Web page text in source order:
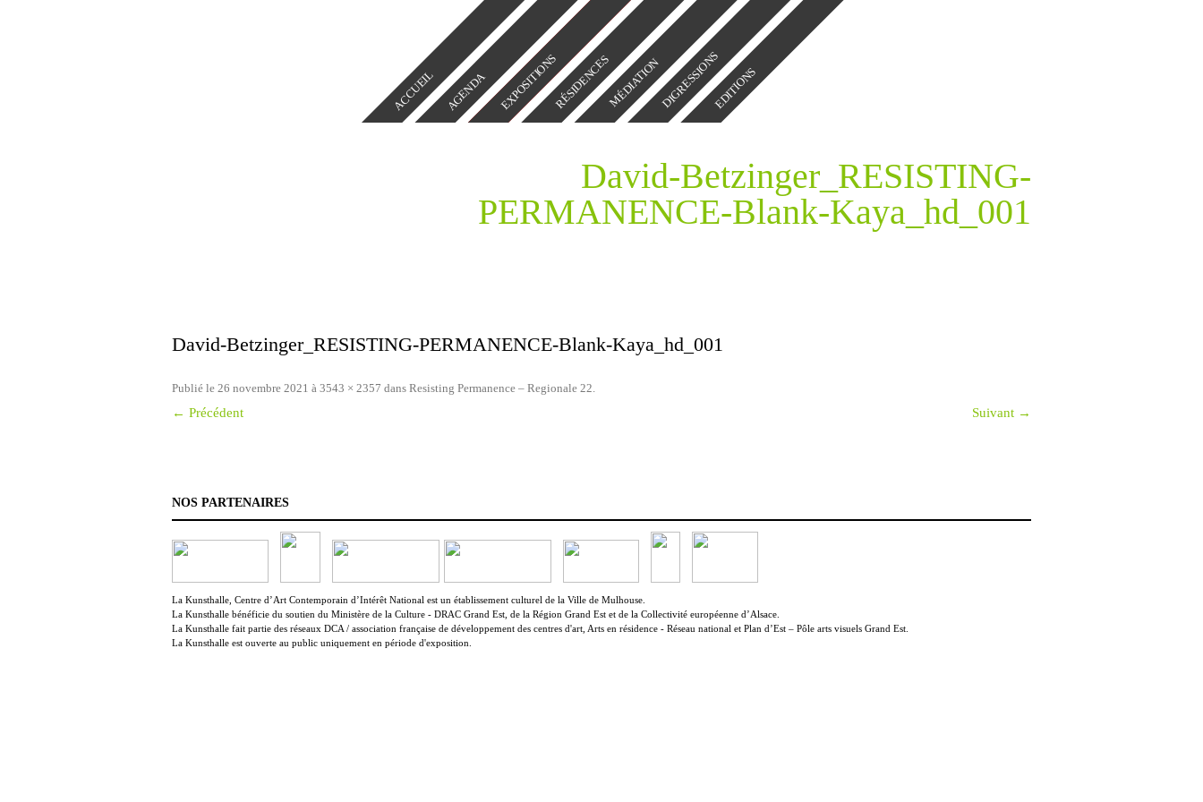
ACCUEILAGENDA EXPOSITIONSRÉSIDENCESMÉDIATIONDIGRESSIONSEDITIONS
David-Betzinger_RESISTING-
PERMANENCE-Blank-Kaya_hd_001
David-Betzinger_RESISTING-PERMANENCE-Blank-Kaya_hd_001
Publié le 26 novembre 2021 à 3543 × 2357 dans Resisting Permanence – Regionale 22.
← Précédent Suivant →
NOS PARTENAIRES
La Kunsthalle, Centre d’Art Contemporain d’Intérêt National est un établissement culturel de la Ville de Mulhouse.
La Kunsthalle bénéficie du soutien du Ministère de la Culture - DRAC Grand Est, de la Région Grand Est et de la Collectivité européenne d’Alsace.
La Kunsthalle fait partie des réseaux DCA / association française de développement des centres d'art, Arts en résidence - Réseau national et Plan d’Est – Pôle arts visuels Grand Est.
La Kunsthalle est ouverte au public uniquement en période d'exposition.